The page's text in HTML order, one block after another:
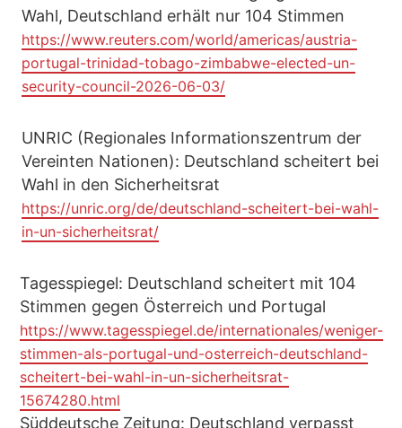
Wahl, Deutschland erhält nur 104 Stimmen
https://www.reuters.com/world/americas/austria-
portugal-trinidad-tobago-zimbabwe-elected-un-
security-council-2026-06-03/
UNRIC (Regionales Informationszentrum der
Vereinten Nationen): Deutschland scheitert bei
Wahl in den Sicherheitsrat
https://unric.org/de/deutschland-scheitert-bei-wahl-
in-un-sicherheitsrat/
Tagesspiegel: Deutschland scheitert mit 104
Stimmen gegen Österreich und Portugal
https://www.tagesspiegel.de/internationales/weniger-
stimmen-als-portugal-und-osterreich-deutschland-
scheitert-bei-wahl-in-un-sicherheitsrat-
15674280.html
Süddeutsche Zeitung: Deutschland verpasst